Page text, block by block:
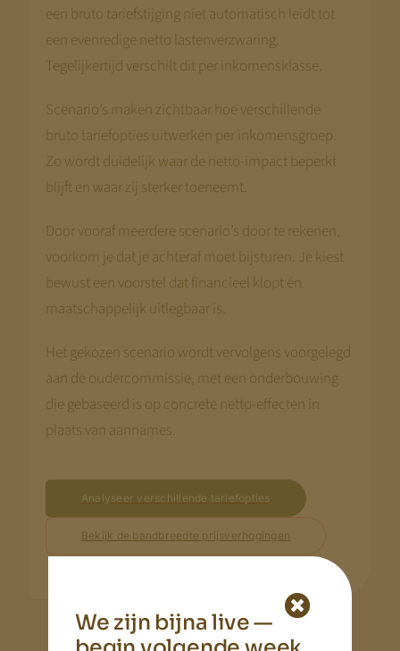
een bruto tariefstijging niet automatisch leidt tot
een evenredige netto lastenverzwaring.
Tegelijkertijd verschilt dit per inkomensklasse.
Scenario’s maken zichtbaar hoe verschillende
bruto tariefopties uitwerken per inkomensgroep.
Zo wordt duidelijk waar de netto-impact beperkt
blijft en waar zij sterker toeneemt.
Door vooraf meerdere scenario’s door te rekenen,
voorkom je dat je achteraf moet bijsturen. Je kiest
bewust een voorstel dat financieel klopt én
maatschappelijk uitlegbaar is.
Het gekozen scenario wordt vervolgens voorgelegd
aan de oudercommissie, met een onderbouwing
die gebaseerd is op concrete netto-effecten in
plaats van aannames.
Analyseer verschillende tariefopties
Bekijk de bandbreedte prijsverhogingen
We zijn bijna live —